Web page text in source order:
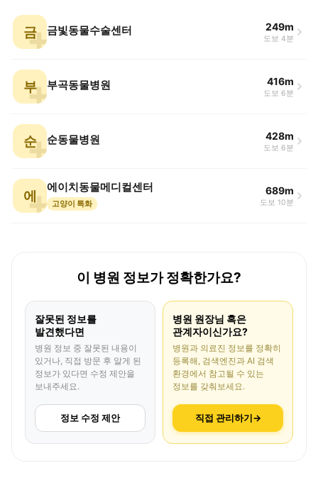
금 금빛동물수술센터 249m
도보 4분
부 부곡동물병원 416m
도보 6분
순 순동물병원 428m
도보 6분
에
에이치동물메디컬센터
고양이 특화
689m
도보 10분
이 병원 정보가 정확한가요?
잘못된 정보를
발견했다면
병원 정보 중 잘못된 내용이
있거나, 직접 방문 후 알게 된
정보가 있다면 수정 제안을
보내주세요.
정보 수정 제안
병원 원장님 혹은
관계자이신가요?
병원과 의료진 정보를 정확히
등록해, 검색엔진과 AI 검색
환경에서 참고될 수 있는
정보를 갖춰보세요.
직접 관리하기→